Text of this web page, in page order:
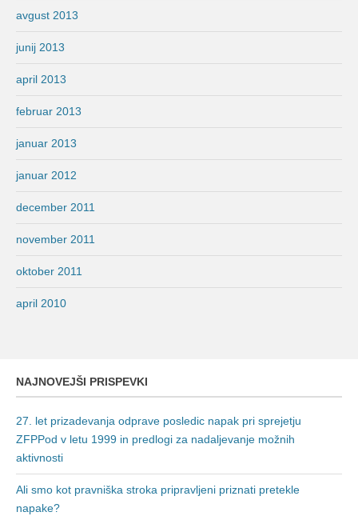
avgust 2013
junij 2013
april 2013
februar 2013
januar 2013
januar 2012
december 2011
november 2011
oktober 2011
april 2010
NAJNOVEJŠI PRISPEVKI
27. let prizadevanja odprave posledic napak pri sprejetju
ZFPPod v letu 1999 in predlogi za nadaljevanje možnih
aktivnosti
Ali smo kot pravniška stroka pripravljeni priznati pretekle
napake?